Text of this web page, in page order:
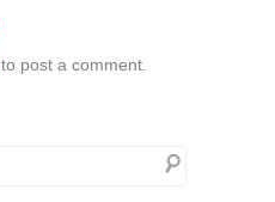
to post a comment.